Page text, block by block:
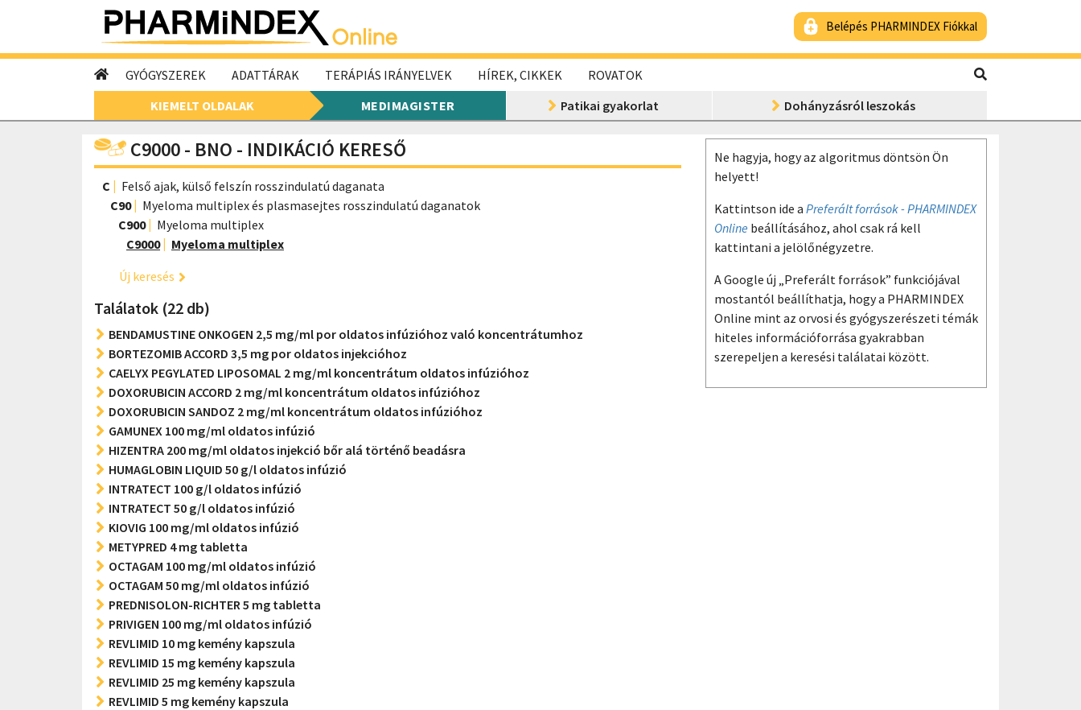
Belépés PHARMINDEX Fiókkal
GYÓGYSZEREK ADATTÁRAK TERÁPIÁS IRÁNYELVEK HÍREK, CIKKEK
ROVATOK
KIEMELT OLDALAK
MEDIMAGISTER Patikai gyakorlat Dohányzásról leszokás
C9000 - BNO - INDIKÁCIÓ KERESŐ
C
Felső ajak, külső felszín rosszindulatú daganata
C90
Myeloma multiplex és plasmasejtes rosszindulatú daganatok
C900
Myeloma multiplex
C9000
Myeloma multiplex
Új keresés
Találatok (22 db)
BENDAMUSTINE ONKOGEN 2,5 mg/ml por oldatos infúzióhoz való koncentrátumhoz
BORTEZOMIB ACCORD 3,5 mg por oldatos injekcióhoz
CAELYX PEGYLATED LIPOSOMAL 2 mg/ml koncentrátum oldatos infúzióhoz
DOXORUBICIN ACCORD 2 mg/ml koncentrátum oldatos infúzióhoz
DOXORUBICIN SANDOZ 2 mg/ml koncentrátum oldatos infúzióhoz
GAMUNEX 100 mg/ml oldatos infúzió
HIZENTRA 200 mg/ml oldatos injekció bőr alá történő beadásra
HUMAGLOBIN LIQUID 50 g/l oldatos infúzió
INTRATECT 100 g/l oldatos infúzió
INTRATECT 50 g/l oldatos infúzió
KIOVIG 100 mg/ml oldatos infúzió
METYPRED 4 mg tabletta
OCTAGAM 100 mg/ml oldatos infúzió
OCTAGAM 50 mg/ml oldatos infúzió
PREDNISOLON-RICHTER 5 mg tabletta
PRIVIGEN 100 mg/ml oldatos infúzió
REVLIMID 10 mg kemény kapszula
REVLIMID 15 mg kemény kapszula
REVLIMID 25 mg kemény kapszula
REVLIMID 5 mg kemény kapszula
Ne hagyja, hogy az algoritmus döntsön Ön
helyett!
Kattintson ide a Preferált források - PHARMINDEX
Online beállításához, ahol csak rá kell
kattintani a jelölőnégyzetre.
A Google új „Preferált források” funkciójával
mostantól beállíthatja, hogy a PHARMINDEX
Online mint az orvosi és gyógyszerészeti témák
hiteles információforrása gyakrabban
szerepeljen a keresési találatai között.